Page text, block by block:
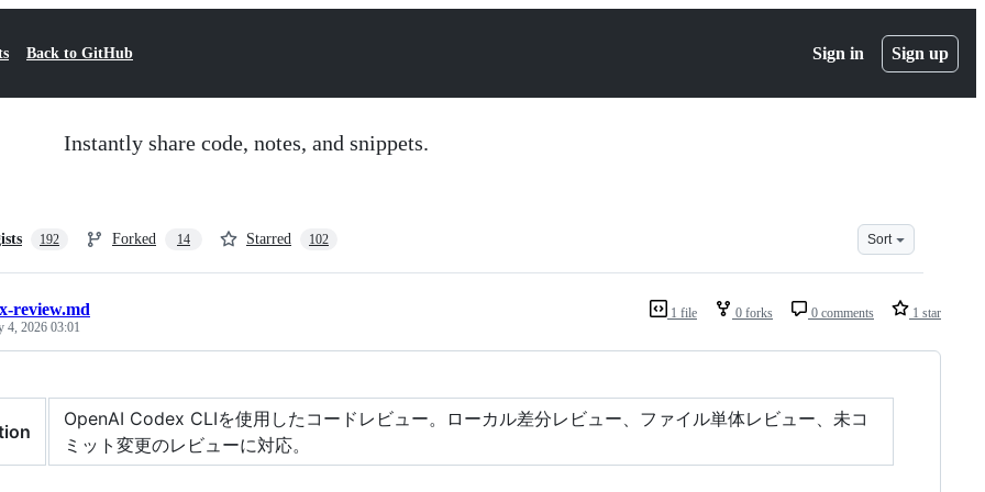
Back to GitHub Sign in Sign up
Instantly share code, notes, and snippets.
192 Forked 14 Starred 102 Sort
1 file 0 forks 0 comments 1 star
review.md
4, 2026 03:01
OpenAI Codex CLIを使用したコードレビュー。ローカル差分レビュー、ファイル単体レビュー、未コ
ミット変更のレビューに対応。